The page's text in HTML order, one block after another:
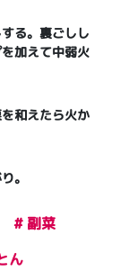
る。裏ごしし
加えて中弱火
和えたら火か
。
# 副菜
ん